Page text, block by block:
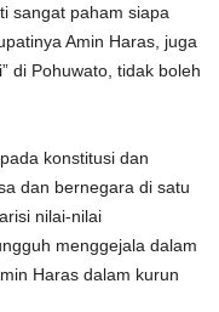
sangat paham siapa
Amin Haras, juga
di Pohuwato, tidak boleh
konstitusi dan
dan bernegara di satu
nilai-nilai
menggejala dalam
Haras dalam kurun